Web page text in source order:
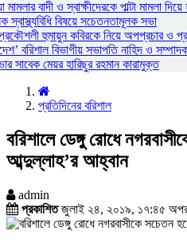
বাদী ও স্বাক্ষীদেরকে পাল্টা মামলা
বিষয়ে সচেতনতামূলক সভা
হুমায়ুন কবিরকে নিয়ে অপপ্রচার ও
বরিশাল বিভাগীয় সভাপতি নাহিদ ও
সাবেক মেয়র হারিছুর রহমান কারামুক্ত
প্রতিদিনের বরিশাল
বরিশালে ডেঙ্গু রোধে
আব্দুল্লাহ’র আহ্বান
admin
প্রকাশিতজুলাই ২৪, ২০১৯, ১৭:৪৫